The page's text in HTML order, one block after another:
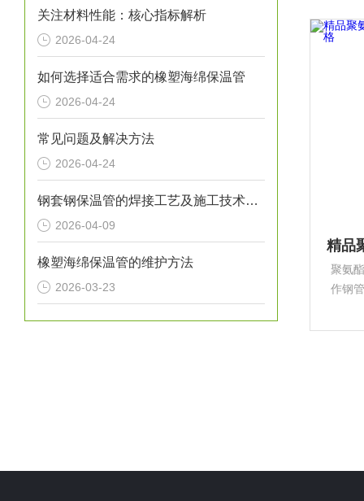
关注材料性能：核心指标解析
2026-04-24
如何选择适合需求的橡塑海绵保温管
2026-04-24
常见问题及解决方法
2026-04-24
钢套钢保温管的焊接工艺及施工技术研究
2026-04-09
橡塑海绵保温管的维护方法
2026-03-23
聚氨
作钢
和客